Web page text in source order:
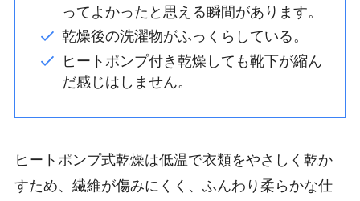
ってよかったと思える瞬間があります。
乾燥後の洗濯物がふっくらしている。
ヒートポンプ付き乾燥しても靴下が縮ん
だ感じはしません。
ヒートポンプ式乾燥は低温で衣類をやさしく乾か
すため、繊維が傷みにくく、ふんわり柔らかな仕